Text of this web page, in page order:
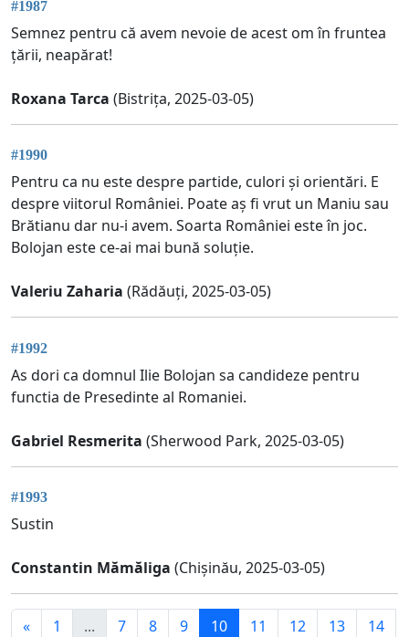
#1987
Semnez pentru că avem nevoie de acest om în fruntea
țării, neapărat!
Roxana Tarca (Bistrița, 2025-03-05)
#1990
Pentru ca nu este despre partide, culori și orientări. E
despre viitorul României. Poate aș fi vrut un Maniu sau
Brătianu dar nu-i avem. Soarta României este în joc.
Bolojan este ce-ai mai bună soluție.
Valeriu Zaharia (Rădăuți, 2025-03-05)
#1992
As dori ca domnul Ilie Bolojan sa candideze pentru
functia de Presedinte al Romaniei.
Gabriel Resmerita (Sherwood Park, 2025-03-05)
#1993
Sustin
Constantin Mămăliga (Chișinău, 2025-03-05)
« 1 ... 7 8 9 10 11 12 13
14